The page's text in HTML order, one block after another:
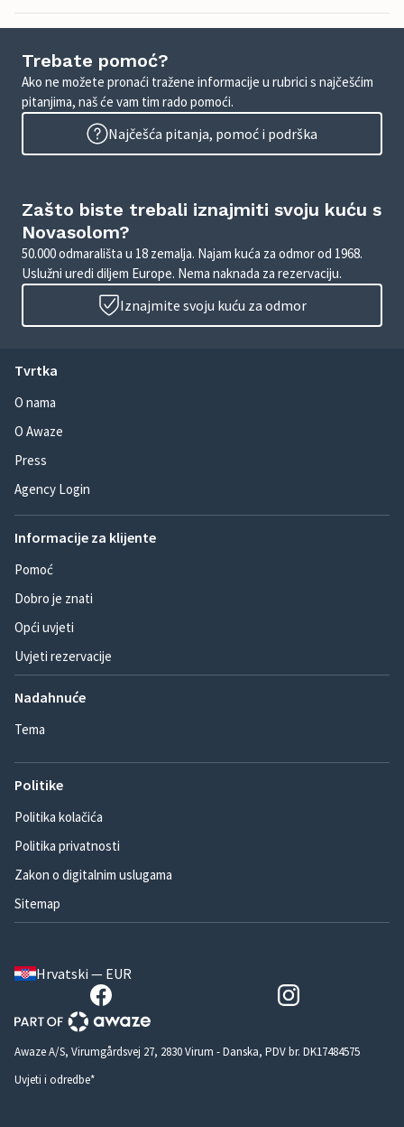
Trebate pomoć?
Ako ne možete pronaći tražene informacije u rubrici s najčešćim
pitanjima, naš će vam tim rado pomoći.
Najčešća pitanja, pomoć i podrška
Zašto biste trebali iznajmiti svoju kuću s
Novasolom?
50.000 odmarališta u 18 zemalja. Najam kuća za odmor od 1968.
Uslužni uredi diljem Europe. Nema naknada za rezervaciju.
Iznajmite svoju kuću za odmor
Tvrtka
O nama
O Awaze
Press
Agency Login
Informacije za klijente
Pomoć
Dobro je znati
Opći uvjeti
Uvjeti rezervacije
Nadahnuće
Tema
Politike
Politika kolačića
Politika privatnosti
Zakon o digitalnim uslugama
Sitemap
Hrvatski — EUR
Awaze A/S, Virumgårdsvej 27, 2830 Virum - Danska, PDV br. DK17484575
Uvjeti i odredbe*